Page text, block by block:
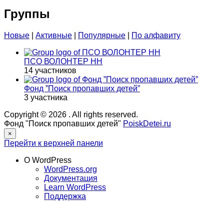
Группы
Новые Активные Популярные По алфавиту
ПСО ВОЛОНТЕР НН
14 участников
Фонд ”Поиск пропавших детей”
3 участника
Copyright © 2026 . All rights reserved.
Фонд "Поиск пропавших детей" PoiskDetei.ru
×
Перейти к верхней панели
О WordPress
WordPress.org
Документация
Learn WordPress
Поддержка